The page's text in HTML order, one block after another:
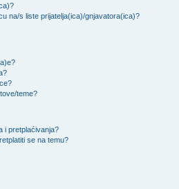
na/s liste prijatelja(ica)/gnjavatora(ica)?
teme?
i pretplaćivanja?
se na temu?